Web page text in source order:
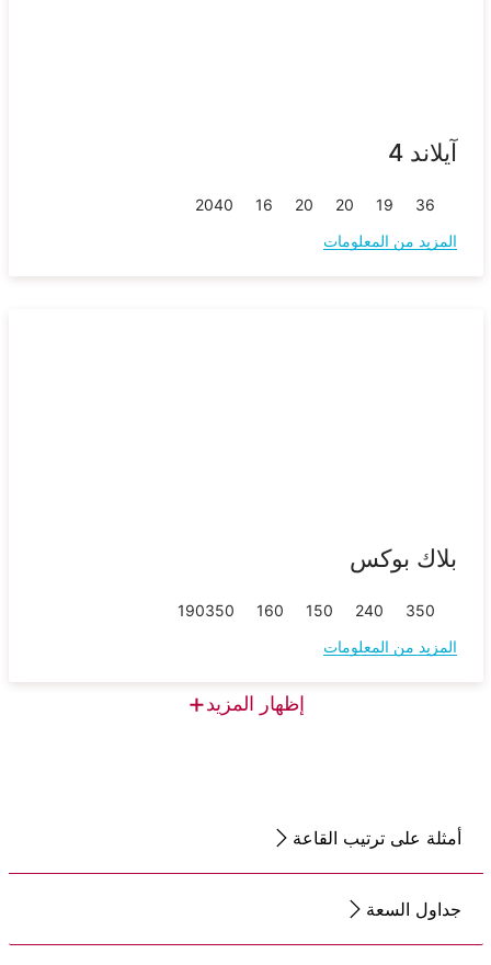
آيلاند 4
36
19
20
20
16
40
20
المزيد من المعلومات
بلاك بوكس
350
240
150
160
350
190
المزيد من المعلومات
إظهار المزيد+
أمثلة على ترتيب القاعة
جداول السعة